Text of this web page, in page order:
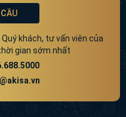
khách, tư vấn viên của
gian sớm nhất